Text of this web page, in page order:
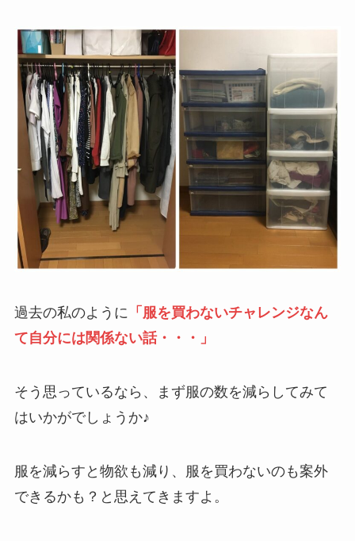
過去の私のように 「服を買わないチャレンジなん
て自分には関係ない話・・・」
そう思っているなら、まず服の数を減らしてみて
はいかがでしょうか♪
服を減らすと物欲も減り、服を買わないのも案外
できるかも？と思えてきますよ。